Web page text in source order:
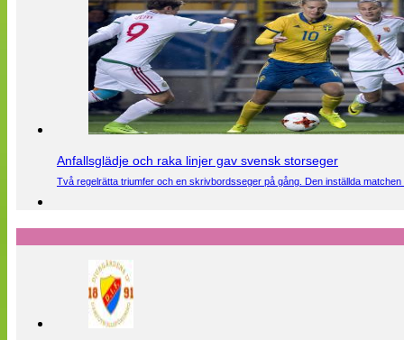
Anfallsglädje och raka linjer gav svensk storseger
Två regelrätta triumfer och en skrivbordsseger på gång. Den inställda